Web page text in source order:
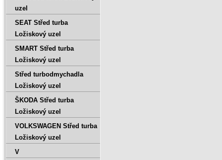
uzel
SEAT Střed turba
Ložiskový uzel
SMART Střed turba
Ložiskový uzel
Střed turbodmychadla
Ložiskový uzel
ŠKODA Střed turba
Ložiskový uzel
VOLKSWAGEN Střed turba
Ložiskový uzel
V